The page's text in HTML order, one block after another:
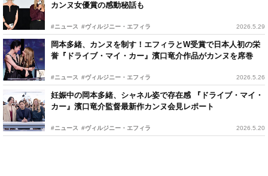
カンヌ女優賞の感動秘話も
#ニュース #ヴィルジニー・エフィラ 2026.5.29
岡本多緒、カンヌを制す！エフィラとW受賞で日本人初の栄
誉『ドライブ・マイ・カー』濱口竜介作品がカンヌを席巻
#ニュース #ヴィルジニー・エフィラ 2026.5.26
妊娠中の岡本多緒、シャネル姿で存在感 『ドライブ・マイ・
カー』濱口竜介監督最新作カンヌ会見レポート
#ニュース #ヴィルジニー・エフィラ 2026.5.20